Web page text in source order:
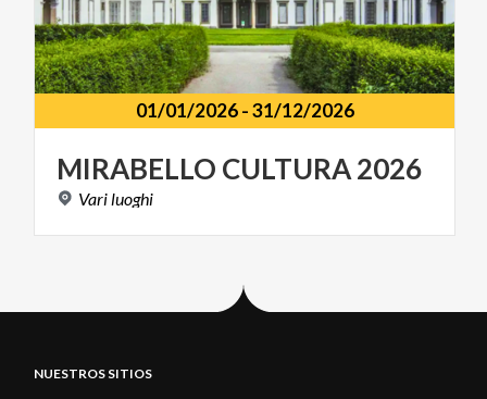
01/01/2026-31/12/2026
MIRABELLO CULTURA2026
Vari luoghi
NUESTROS SITIOS